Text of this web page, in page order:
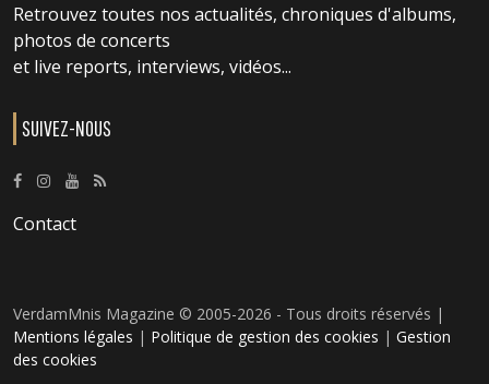
Retrouvez toutes nos actualités, chroniques d'albums,
photos de concerts
et live reports, interviews, vidéos...
SUIVEZ-NOUS
Contact
VerdamMnis Magazine © 2005-2026 - Tous droits réservés |
Mentions légales | Politique de gestion des cookies | Gestion
des cookies